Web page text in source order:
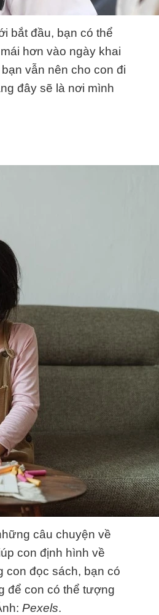
bắt đầu, bạn có thể
hơn vào ngày khai
vẫn nên cho con đi
đây sẽ là nơi mình
câu chuyện về
con định hình về
con đọc sách, bạn có
để con có thể tượng
Pexels.